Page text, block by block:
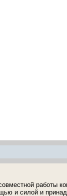
работы
и силой и